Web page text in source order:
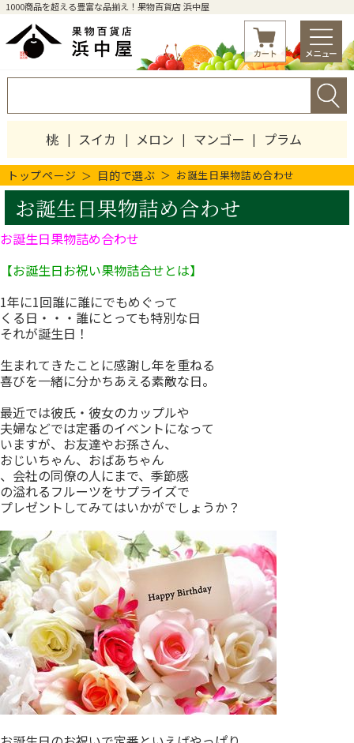
1000商品を超える豊富な品揃え！果物百貨店 浜中屋
桃 スイカ メロン マンゴー プラム
トップページ 目的で選ぶ お誕生日果物詰め合わせ
お誕生日果物詰め合わせ
お誕生日果物詰め合わせ
【お誕生日お祝い果物詰合せとは】
1年に1回誰に誰にでもめぐって
くる日・・・誰にとっても特別な日
それが誕生日！
生まれてきたことに感謝し年を重ねる
喜びを一緒に分かちあえる素敵な日。
最近では彼氏・彼女のカップルや
夫婦などでは定番のイベントになって
いますが、お友達やお孫さん、
おじいちゃん、おばあちゃん
、会社の同僚の人にまで、季節感
の溢れるフルーツをサプライズで
プレゼントしてみてはいかがでしょうか？